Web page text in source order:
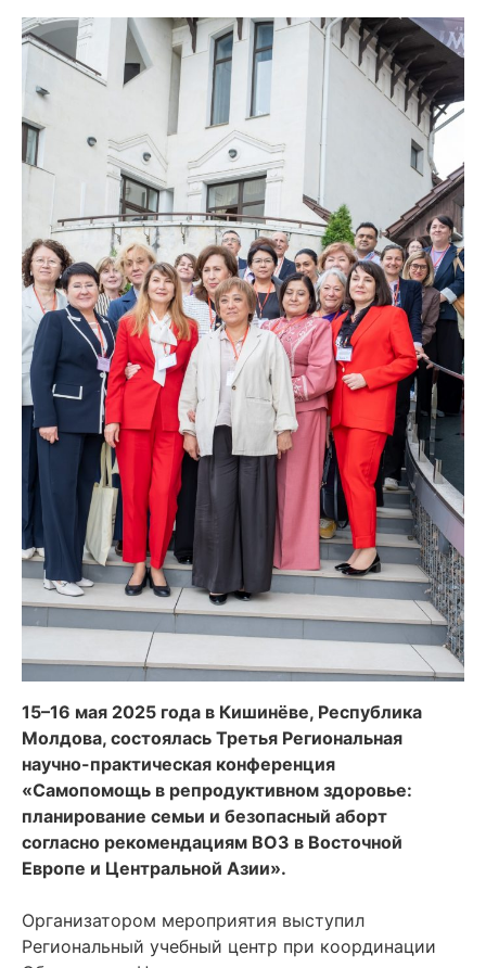
15–16 мая 2025 года в Кишинёве, Республика
Молдова, состоялась Третья Региональная
научно-практическая конференция
«Самопомощь в репродуктивном здоровье:
планирование семьи и безопасный аборт
согласно рекомендациям ВОЗ в Восточной
Европе и Центральной Азии».
Организатором мероприятия выступил
Региональный учебный центр при координации